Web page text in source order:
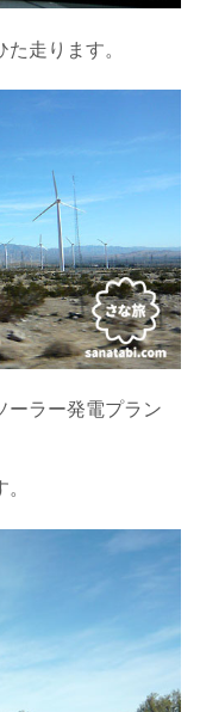
走ります。
ーラー発電プラン